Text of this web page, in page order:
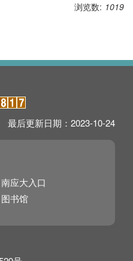
浏览数: 1019
最后更新日期： 2023-10-24
南应大入口
图书馆